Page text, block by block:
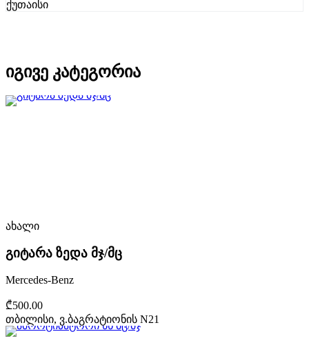
ქუთაისი
იგივე კატეგორია
ახალი
გიტარა ზედა მჯ/მც
Mercedes-Benz
₾500.00
თბილისი, ვ.ბაგრატიონის N21